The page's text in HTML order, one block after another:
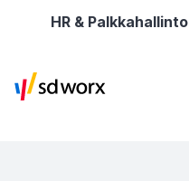
HR & Palkkahallinto